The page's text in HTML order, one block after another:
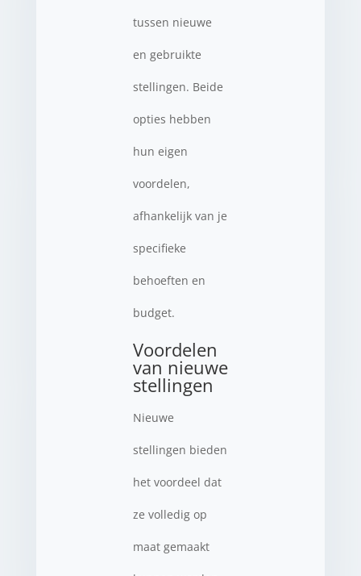
tussen nieuwe
en gebruikte
stellingen. Beide
opties hebben
hun eigen
voordelen,
afhankelijk van je
specifieke
behoeften en
budget.
Voordelen
van nieuwe
stellingen
Nieuwe
stellingen bieden
het voordeel dat
ze volledig op
maat gemaakt